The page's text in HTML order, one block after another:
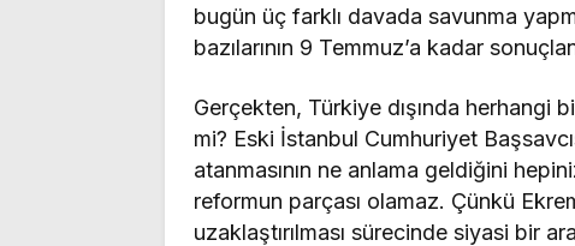
bugün üç farklı davada savunma
bazılarının 9 Temmuz’a kadar
Gerçekten, Türkiye dışında herhangi
mi? Eski İstanbul Cumhuriyet
atanmasının ne anlama geldiğini
reformun parçası olamaz. Çünkü
uzaklaştırılması sürecinde siyasi bir